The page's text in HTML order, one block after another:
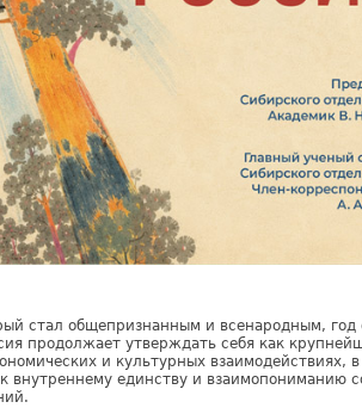
стал общепризнанным и всенародным, год
продолжает утверждать себя как
и культурных взаимодействиях,
внутреннему единству и взаимопониманию